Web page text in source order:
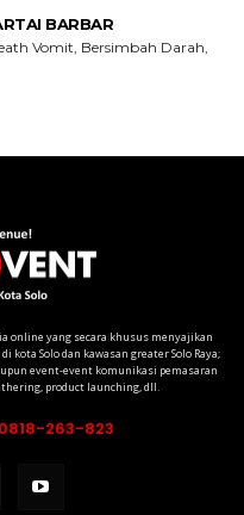
online yang secara khusus menyajikan
Solo dan kawasan greater Solo Raya;
event-event komunikasi pemasaran
product launching, dll.
0818-263-823